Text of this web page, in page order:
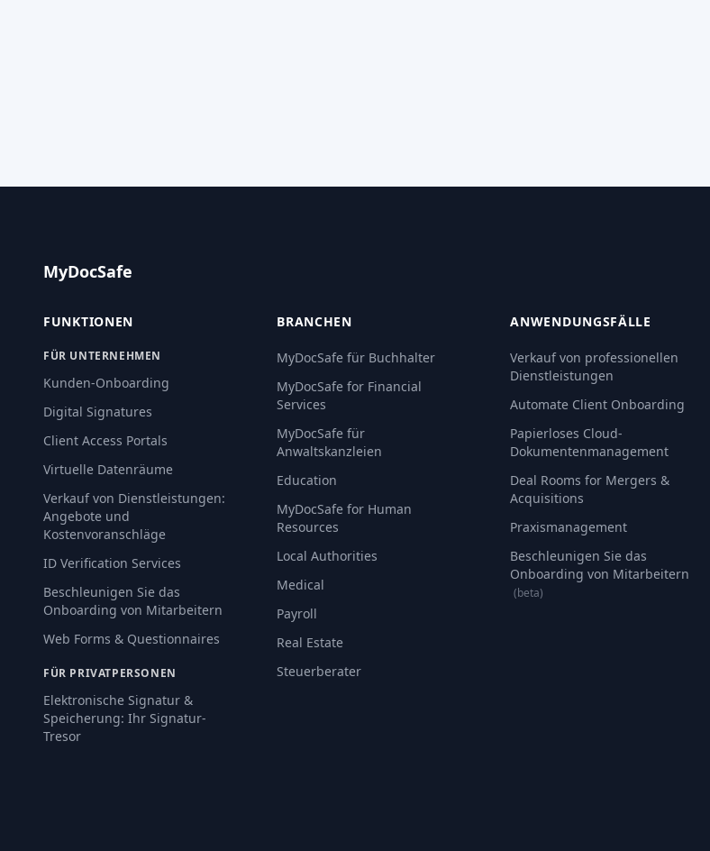
MyDocSafe
FUNKTIONEN
FÜR UNTERNEHMEN
Kunden-Onboarding
Digital Signatures
Client Access Portals
Virtuelle Datenräume
Verkauf von Dienstleistungen:
Angebote und
Kostenvoranschläge
ID Verification Services
Beschleunigen Sie das
Onboarding von Mitarbeitern
Web Forms & Questionnaires
FÜR PRIVATPERSONEN
Elektronische Signatur &
Speicherung: Ihr Signatur-
Tresor
BRANCHEN
MyDocSafe für Buchhalter
MyDocSafe for Financial
Services
MyDocSafe für
Anwaltskanzleien
Education
MyDocSafe for Human
Resources
Local Authorities
Medical
Payroll
Real Estate
Steuerberater
ANWENDUNGSFÄLLE
Verkauf von professionellen
Dienstleistungen
Automate Client Onboarding
Papierloses Cloud-
Dokumentenmanagement
Deal Rooms for Mergers &
Acquisitions
Praxismanagement
Beschleunigen Sie das
Onboarding von Mitarbeitern
(beta)